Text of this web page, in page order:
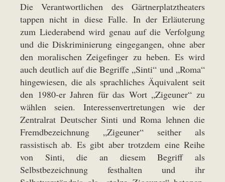
Die Verantwortlichen des Gärtnerplatztheaters
tappen nicht in diese Falle. In der Erläuterung
zum Liederabend wird genau auf die Verfolgung
und die Diskriminierung eingegangen, ohne aber
den moralischen Zeigefinger zu heben. Es wird
auch deutlich auf die Begriffe „Sinti“ und „Roma“
hingewiesen, die als sprachliches Äquivalent seit
den 1980-er Jahren für das Wort „Zigeuner“ zu
wählen seien. Interessenvertretungen wie der
Zentralrat Deutscher Sinti und Roma lehnen die
Fremdbezeichnung „Zigeuner“ seither als
rassistisch ab. Es gibt aber trotzdem eine Reihe
von Sinti, die an diesem Begriff als
Selbstbezeichnung festhalten und ihr